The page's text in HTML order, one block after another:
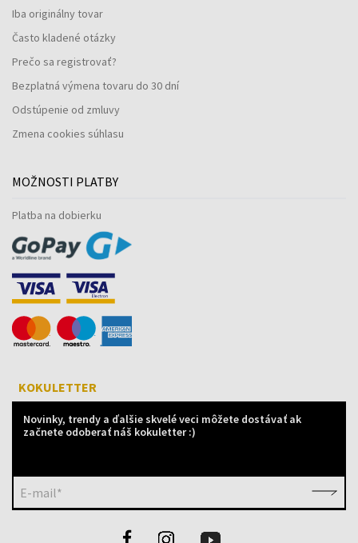
Iba originálny tovar
Často kladené otázky
Prečo sa registrovať?
Bezplatná výmena tovaru do 30 dní
Odstúpenie od zmluvy
Zmena cookies súhlasu
MOŽNOSTI PLATBY
Platba na dobierku
KOKULETTER
Novinky, trendy a ďalšie skvelé veci môžete dostávať ak
začnete odoberať náš kokuletter :)
E-mail*